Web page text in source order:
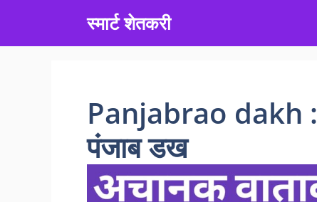
content
स्मार्ट शेतकरी
Panjabrao dakh :
पंजाब डख